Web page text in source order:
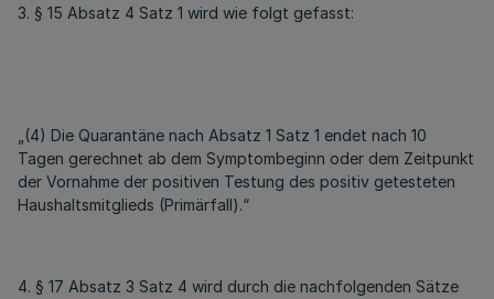
3. § 15 Absatz 4 Satz 1 wird wie folgt gefasst:
„(4) Die Quarantäne nach Absatz 1 Satz 1 endet nach 10
Tagen gerechnet ab dem Symptombeginn oder dem Zeitpunkt
der Vornahme der positiven Testung des positiv getesteten
Haushaltsmitglieds (Primärfall).“
4. § 17 Absatz 3 Satz 4 wird durch die nachfolgenden Sätze